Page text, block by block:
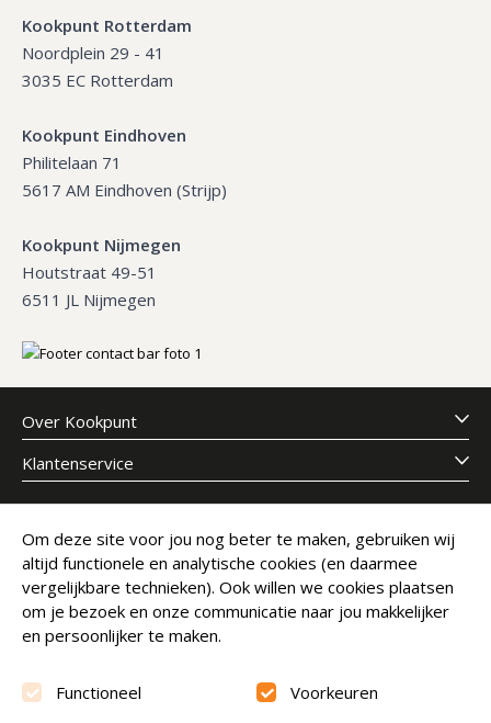
Kookpunt Rotterdam
Noordplein 29 - 41
3035 EC Rotterdam
Kookpunt Eindhoven
Philitelaan 71
5617 AM Eindhoven (Strijp)
Kookpunt Nijmegen
Houtstraat 49-51
6511 JL Nijmegen
Over Kookpunt
Klantenservice
Meld je aan voor onze nieuwsbrief
E-mailadres
Abonneer
Om deze site voor jou nog beter te maken, gebruiken wij
altijd functionele en analytische cookies (en daarmee
vergelijkbare technieken). Ook willen we cookies plaatsen
om je bezoek en onze communicatie naar jou makkelijker
en persoonlijker te maken.
Functioneel Voorkeuren